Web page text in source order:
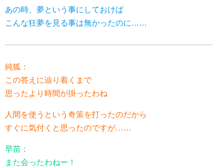
あの時、夢という事にしておけば
こんな狂夢を見る事は無かったのに……
純狐：
この答えに辿り着くまで
思ったより時間が掛ったわね
人間を使うという奇策を打ったのだから
すぐに気付くと思ったのですが……
早苗：
また会ったわねー！